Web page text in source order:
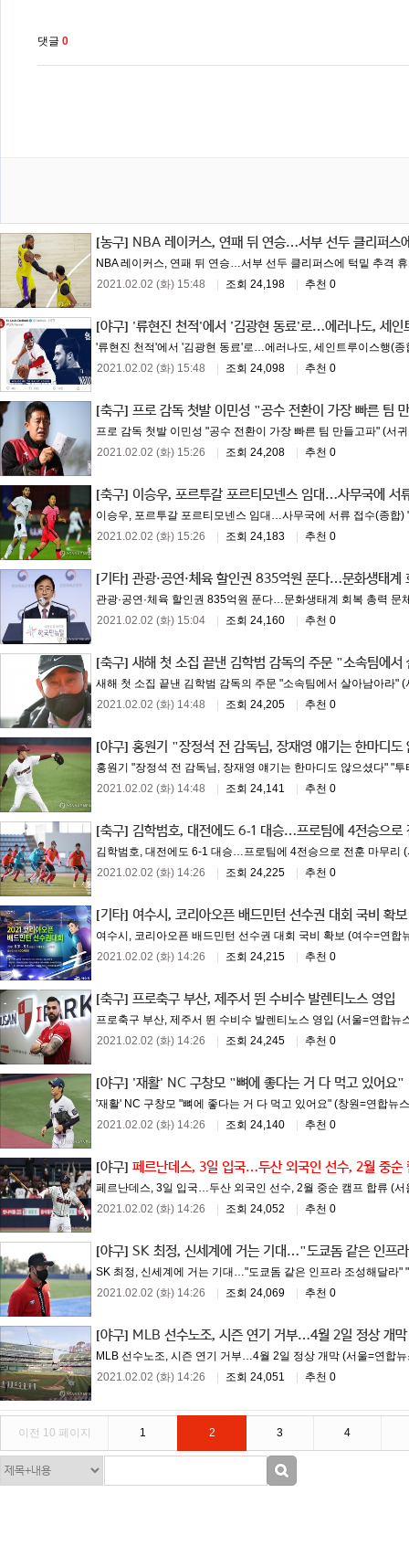
댓글 0
[농구] NBA 레이커스, 연패 뒤 연승…서부 선두 클리퍼스
NBA 레이커스, 연패 뒤 연승…서부 선두 클리퍼스에 턱밑 추격
2021.02.02 (화) 15:48
조회 24,198 추천 0
[야구] '류현진 천적'에서 '김광현 동료'로…에러나도, 세인
'류현진 천적'에서 '김광현 동료'로…에러나도, 세인트루이스행(
2021.02.02 (화) 15:48
조회 24,098 추천 0
[축구] 프로 감독 첫발 이민성 "공수 전환이 가장 빠른 팀
프로 감독 첫발 이민성 "공수 전환이 가장 빠른 팀 만들고파" (서
2021.02.02 (화) 15:26
조회 24,208 추천 0
[축구] 이승우, 포르투갈 포르티모넨스 임대…사무국에 서
이승우, 포르투갈 포르티모넨스 임대…사무국에 서류 접수(종합
2021.02.02 (화) 15:26
조회 24,183 추천 0
[기타] 관광·공연·체육 할인권 835억원 푼다…문화생태계
관광·공연·체육 할인권 835억원 푼다…문화생태계 회복 총력
2021.02.02 (화) 15:04
조회 24,160 추천 0
[축구] 새해 첫 소집 끝낸 김학범 감독의 주문 "소속팀에서
새해 첫 소집 끝낸 김학범 감독의 주문 "소속팀에서 살아남아라"
2021.02.02 (화) 14:48
조회 24,205 추천 0
[야구] 홍원기 "장정석 전 감독님, 장재영 얘기는 한마디도
홍원기 "장정석 전 감독님, 장재영 얘기는 한마디도 않으셨다" "
2021.02.02 (화) 14:48
조회 24,141 추천 0
[축구] 김학범호, 대전에도 6-1 대승…프로팀에 4전승으로
김학범호, 대전에도 6-1 대승…프로팀에 4전승으로 전훈 마무리
2021.02.02 (화) 14:26
조회 24,225 추천 0
[기타] 여수시, 코리아오픈 배드민턴 선수권 대회 국비 확보
여수시, 코리아오픈 배드민턴 선수권 대회 국비 확보 (여수=연
2021.02.02 (화) 14:26
조회 24,215 추천 0
[축구] 프로축구 부산, 제주서 뛴 수비수 발렌티노스 영입
프로축구 부산, 제주서 뛴 수비수 발렌티노스 영입 (서울=연합
2021.02.02 (화) 14:26
조회 24,245 추천 0
[야구] '재활' NC 구창모 "뼈에 좋다는 거 다 먹고 있어요"
'재활' NC 구창모 "뼈에 좋다는 거 다 먹고 있어요" (창원=연합뉴
2021.02.02 (화) 14:26
조회 24,140 추천 0
[야구] 페르난데스, 3일 입국…두산 외국인 선수, 2월 중순
페르난데스, 3일 입국…두산 외국인 선수, 2월 중순 캠프 합류 (
2021.02.02 (화) 14:26
조회 24,052 추천 0
[야구] SK 최정, 신세계에 거는 기대…"도쿄돔 같은 인프
SK 최정, 신세계에 거는 기대…"도쿄돔 같은 인프라 조성해달라
2021.02.02 (화) 14:26
조회 24,069 추천 0
[야구] MLB 선수노조, 시즌 연기 거부…4월 2일 정상 개막
MLB 선수노조, 시즌 연기 거부…4월 2일 정상 개막 (서울=연합
2021.02.02 (화) 14:26
조회 24,051 추천 0
이전 10 페이지 1 2 3 4